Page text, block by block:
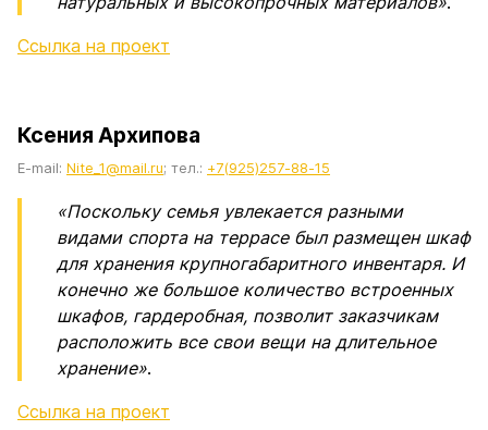
Ссылка на проект
Ксения Архипова
E-mail: Nite_1@mail.ru; тел.: +7(925)257-88-15
«Поскольку семья увлекается разными
видами спорта на террасе был размещен шкаф
для хранения крупногабаритного инвентаря. И
конечно же большое количество встроенных
шкафов, гардеробная, позволит заказчикам
расположить все свои вещи на длительное
хранение».
Ссылка на проект